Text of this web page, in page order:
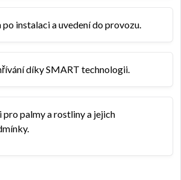
instalaci a uvedení do provozu.
díky SMART technologii.
pro palmy a rostliny a jejich